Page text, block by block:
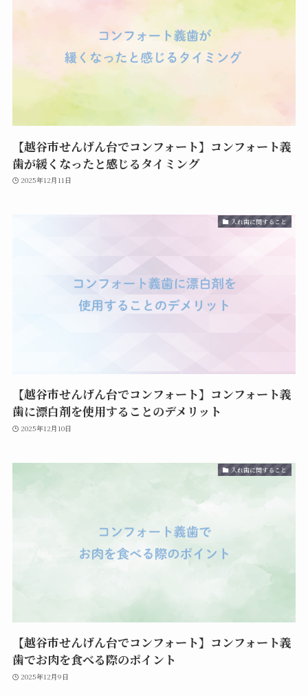
【越谷市せんげん台でコンフォート】コンフォート義
歯が緩くなったと感じるタイミング
2025年12月11日
入れ歯に関すること
【越谷市せんげん台でコンフォート】コンフォート義
歯に漂白剤を使用することのデメリット
2025年12月10日
入れ歯に関すること
【越谷市せんげん台でコンフォート】コンフォート義
歯でお肉を食べる際のポイント
2025年12月9日